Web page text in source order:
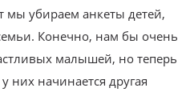
мы убираем анкеты детей,
Конечно, нам бы очень
малышей, но теперь
них начинается другая